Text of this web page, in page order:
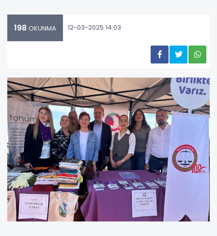
198 OKUNMA 12-03-2025 14:03